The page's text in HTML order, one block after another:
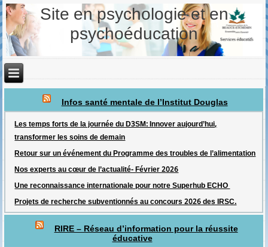
Site en psychologie et en
psychoéducation
Infos santé mentale de l’Institut Douglas
Les temps forts de la journée du D3SM: Innover aujourd’hui,
transformer les soins de demain
Retour sur un événement du Programme des troubles de l’alimentation
Nos experts au cœur de l’actualité- Février 2026
Une reconnaissance internationale pour notre Superhub ECHO
Projets de recherche subventionnés au concours 2026 des IRSC.
RIRE – Réseau d’information pour la réussite
éducative